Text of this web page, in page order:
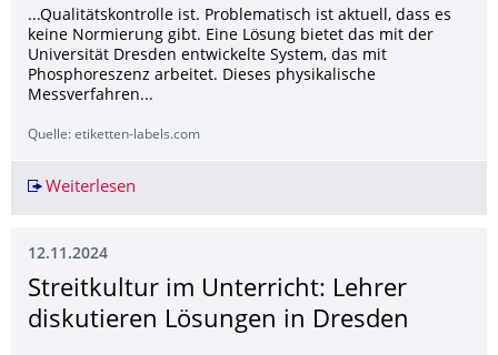
...Qualitätskontrolle ist. Problematisch ist aktuell, dass es
keine Normierung gibt. Eine Lösung bietet das mit der
Universität Dresden entwickelte System, das mit
Phosphoreszenz arbeitet. Dieses physikalische
Messverfahren...
Quelle: etiketten-labels.com
Weiterlesen
12.11.2024
Streitkultur im Unterricht: Lehrer
diskutieren Lösungen in Dresden